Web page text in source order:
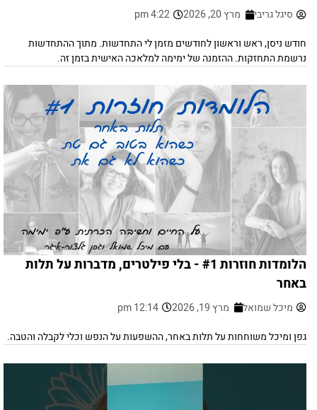
סיגל גריבי מרץ 20, 2026
4:22 pm
חודש ניסן, ראש וראשון לחודשים מזמן לי התחדשות. מתוך ההתחדשות
נרשמת התחזקות. ההזמנה של ימימה למלאכה האישית בזמן זה.
הלומדות חוזרות #1 - בלי פילטרים, מדברות על תלות
באחר
מיכל שמואל מרץ 19, 2026
12:14 pm
גפן ומיכל משוחחות על תלות באחר, ההשפעות על הנפש וכלי לקבלה והטבה.